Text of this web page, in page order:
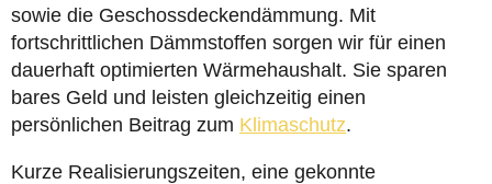
sowie die Geschossdeckendämmung. Mit
fortschrittlichen Dämmstoffen sorgen wir für einen
dauerhaft optimierten Wärmehaushalt. Sie sparen
bares Geld und leisten gleichzeitig einen
persönlichen Beitrag zum Klimaschutz.
Kurze Realisierungszeiten, eine gekonnte